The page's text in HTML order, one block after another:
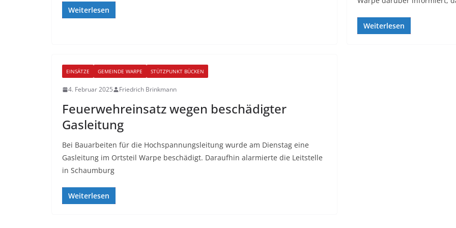
Weiterlesen
Weiterlesen
EINSÄTZE GEMEINDE WARPE STÜTZPUNKT BÜCKEN
4. Februar 2025 Friedrich Brinkmann
Feuerwehreinsatz wegen beschädigter
Gasleitung
Bei Bauarbeiten für die Hochspannungsleitung wurde am Dienstag eine
Gasleitung im Ortsteil Warpe beschädigt. Daraufhin alarmierte die Leitstelle
in Schaumburg
Weiterlesen